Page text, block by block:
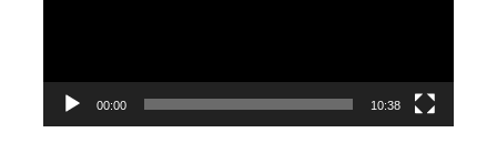
00:00 10:38